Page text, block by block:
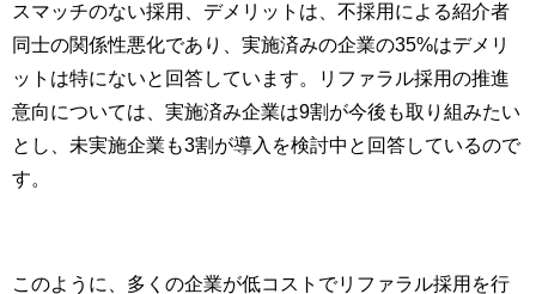
スマッチのない採用、デメリットは、不採用による紹介者
同士の関係性悪化であり、実施済みの企業の35%はデメリ
ットは特にないと回答しています。リファラル採用の推進
意向については、実施済み企業は9割が今後も取り組みたい
とし、未実施企業も3割が導入を検討中と回答しているので
す。
このように、多くの企業が低コストでリファラル採用を行